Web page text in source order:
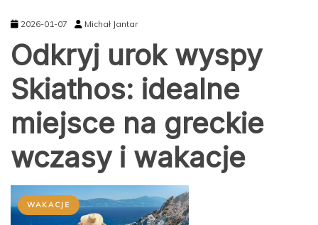
2026-01-07 Michał Jantar
Odkryj urok wyspy
Skiathos: idealne
miejsce na greckie
wczasy i wakacje
WAKACJE